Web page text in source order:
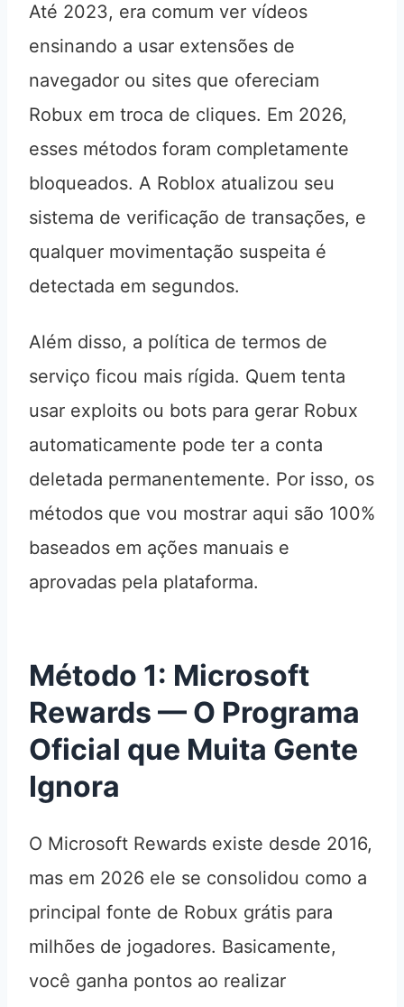
Até 2023, era comum ver vídeos
ensinando a usar extensões de
navegador ou sites que ofereciam
Robux em troca de cliques. Em 2026,
esses métodos foram completamente
bloqueados. A Roblox atualizou seu
sistema de verificação de transações, e
qualquer movimentação suspeita é
detectada em segundos.
Além disso, a política de termos de
serviço ficou mais rígida. Quem tenta
usar exploits ou bots para gerar Robux
automaticamente pode ter a conta
deletada permanentemente. Por isso, os
métodos que vou mostrar aqui são 100%
baseados em ações manuais e
aprovadas pela plataforma.
Método 1: Microsoft
Rewards — O Programa
Oficial que Muita Gente
Ignora
O Microsoft Rewards existe desde 2016,
mas em 2026 ele se consolidou como a
principal fonte de Robux grátis para
milhões de jogadores. Basicamente,
você ganha pontos ao realizar